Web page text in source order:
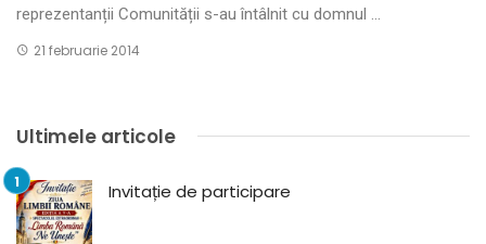
reprezentanții Comunității s-au întâlnit cu domnul ...
21 februarie 2014
Ultimele articole
Invitație de participare